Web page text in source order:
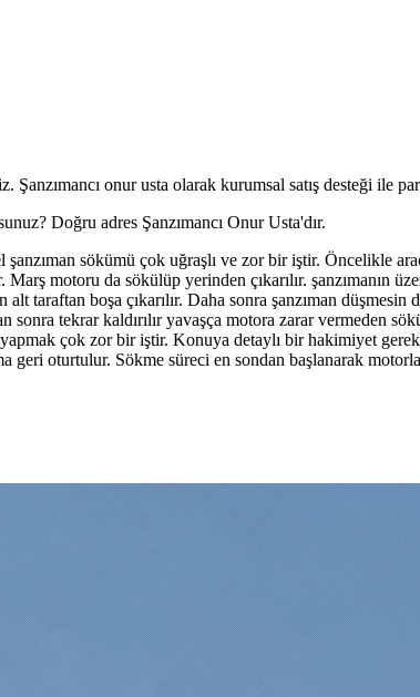
Şanzımancı onur usta olarak kurumsal satış desteği ile
Doğru adres Şanzımancı Onur Usta'dır.
sökümü çok uğraşlı ve zor bir iştir. Öncelikle
motoru da sökülüp yerinden çıkarılır. şanzımanın
alt taraftan boşa çıkarılır. Daha sonra şanzıman
tekrar kaldırılır yavaşça motora zarar vermeden
yapmak çok zor bir iştir. Konuya detaylı bir hakimiyet
geri oturtulur. Sökme süreci en sondan başlanarak